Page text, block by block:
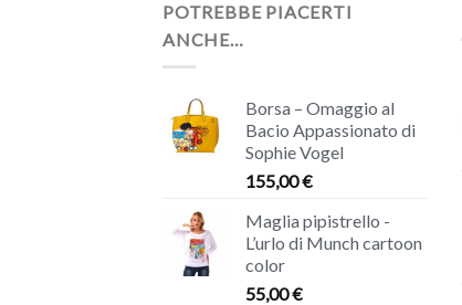
POTREBBE PIACERTI
ANCHE…
Borsa – Omaggio al
Bacio Appassionato di
Sophie Vogel
155,00€
Maglia pipistrello -
L’urlo di Munch cartoon
color
55,00€